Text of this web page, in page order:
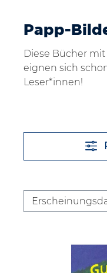
Papp-
Diese Bücher
eignen sich
Leser*innen!